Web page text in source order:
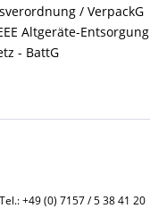
/ VerpackG
Altgeräte-Entsorgung
- BattG
+49 (0) 7157 / 5 38 41 20